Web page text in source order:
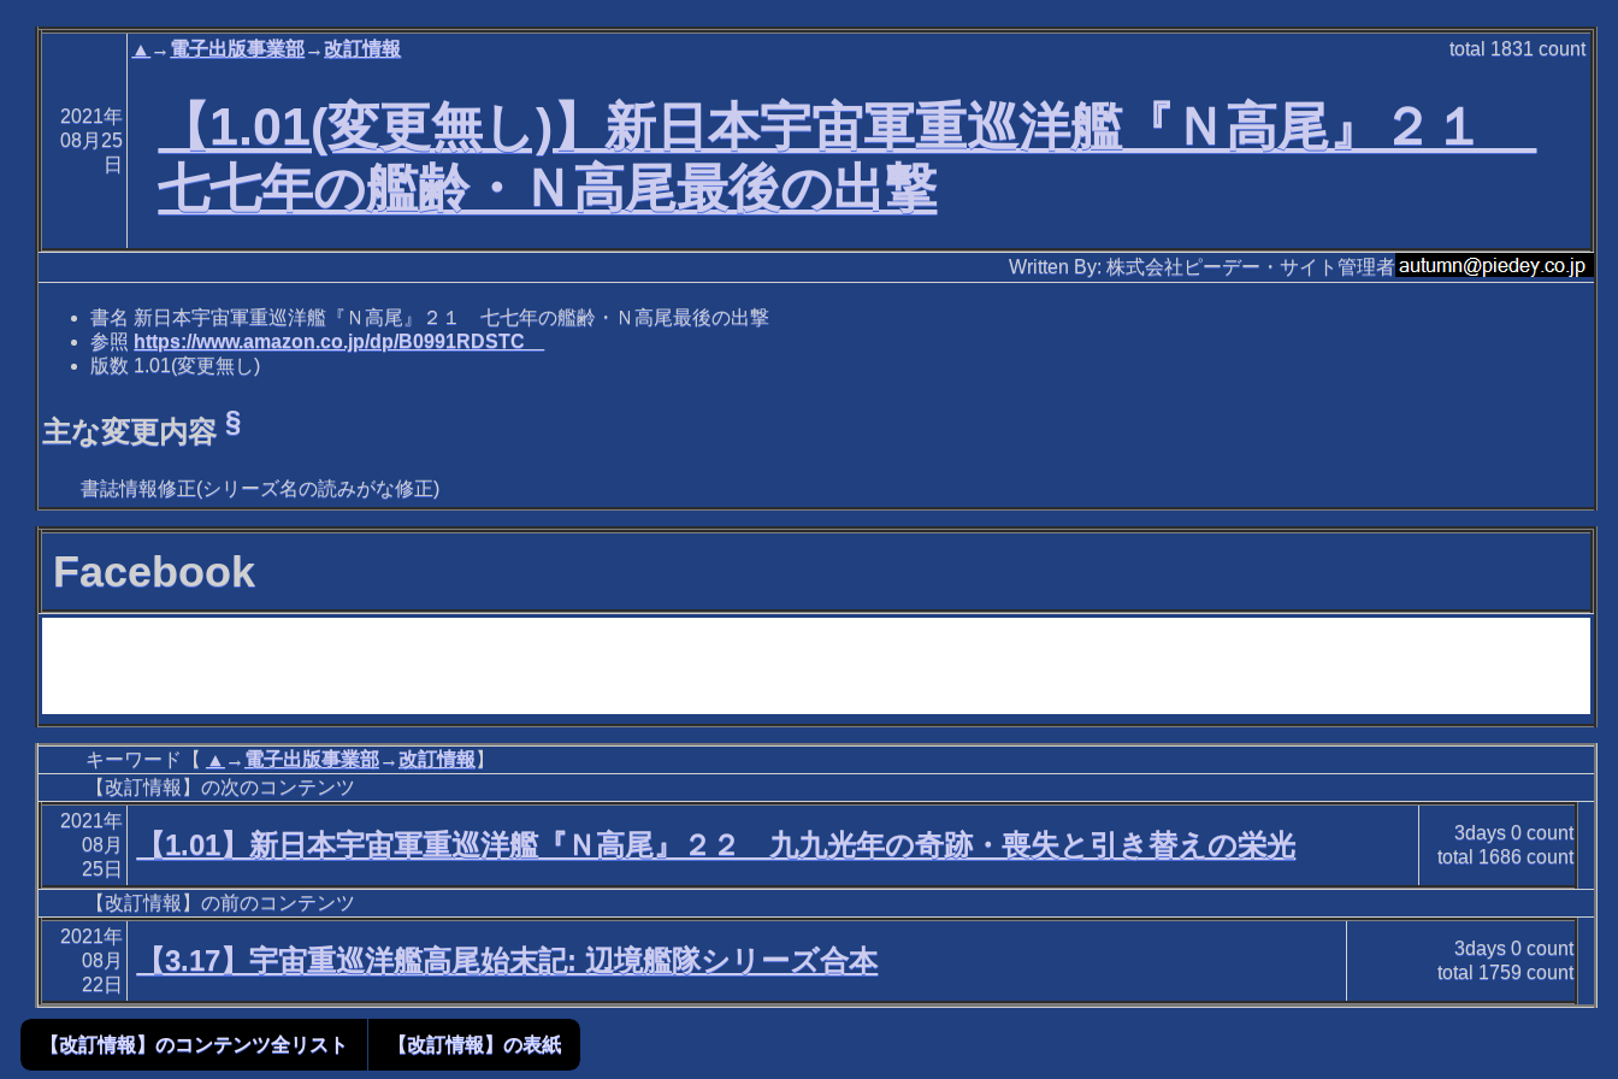
2021年
08月25
日
▲ → 電子出版事業部→改訂情報 total 1831 count
【1.01(変更無し)】新日本宇宙軍重巡洋艦『Ｎ高尾』２１
七七年の艦齢・Ｎ高尾最後の出撃
Written By: 株式会社ピーデー・サイト管理者
書名 新日本宇宙軍重巡洋艦『Ｎ高尾』２１ 七七年の艦齢・Ｎ高尾最後の出撃
参照 https://www.amazon.co.jp/dp/B0991RDSTC
版数 1.01(変更無し)
主な変更内容§
書誌情報修正(シリーズ名の読みがな修正)
Facebook
キーワード【 ▲ → 電子出版事業部→改訂情報】
【改訂情報】の次のコンテンツ
2021年
08月
25日
【1.01】新日本宇宙軍重巡洋艦『Ｎ高尾』２２ 九九光年の奇跡・喪失と引き替えの栄光 3days 0count
total 1686count
【改訂情報】の前のコンテンツ
2021年
08月
22日
【3.17】宇宙重巡洋艦高尾始末記: 辺境艦隊シリーズ合本 3days 0count
total 1759 count
【改訂情報】のコンテンツ全リスト 【改訂情報】の表紙